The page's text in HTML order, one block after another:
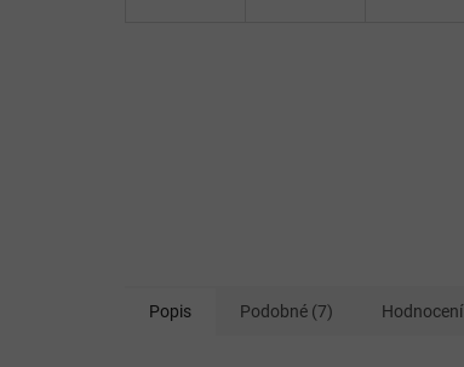
Popis Podobné (7) Hodnocení